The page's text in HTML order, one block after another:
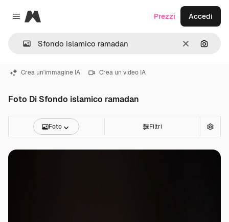
Close menu
Magnific
CancellaCerca
Prezzi Accedi
Crea un'immagine IA Crea un video IA
Foto Di Sfondo islamico ramadan
Foto Filtri